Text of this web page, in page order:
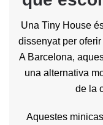
Una Tiny House
dissenyat per
A Barcelona,
una alternativa
de la
Aquestes